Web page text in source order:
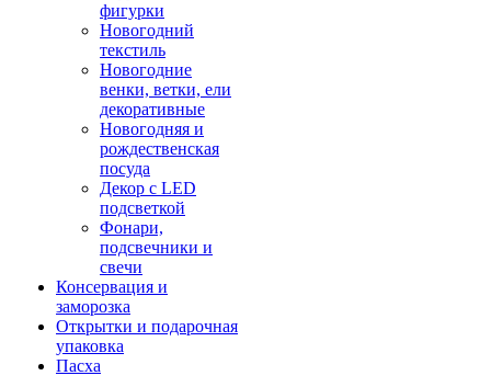
фигурки
Новогодний
текстиль
Новогодние
венки, ветки, ели
декоративные
Новогодняя и
рождественская
посуда
Декор с LED
подсветкой
Фонари,
подсвечники и
свечи
Консервация и
заморозка
Открытки и подарочная
упаковка
Пасха